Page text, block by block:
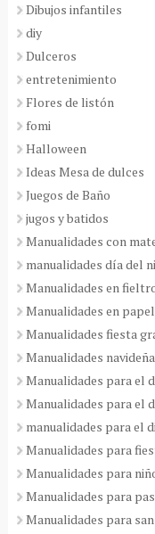
Dibujos infantiles
diy
Dulceros
entretenimiento
Flores de listón
fomi
Halloween
Ideas Mesa de dulces
Juegos de Baño
jugos y batidos
Manualidades con
manualidades día del
Manualidades en
Manualidades en papel
Manualidades fiesta
Manualidades
Manualidades para el
Manualidades para el
manualidades para el
Manualidades para
Manualidades para
Manualidades para
Manualidades para